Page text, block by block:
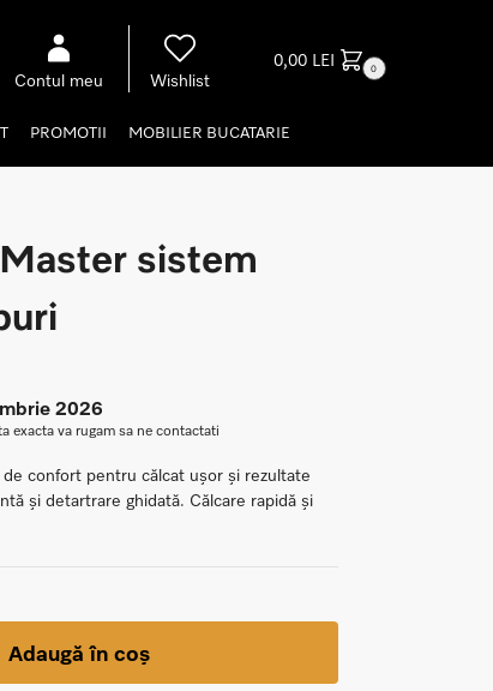
Contul meu Wishlist
0,00 LEI 0
PROMOTII MOBILIER BUCATARIE
sistem
2026
exacta va rugam sa ne contactati
confort pentru călcat ușor și rezultate
și detartrare ghidată. Călcare rapidă și
Adaugă în coș